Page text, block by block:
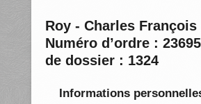
Roy - Charles François
Numéro d’ordre :
de dossier : 1324
Informations